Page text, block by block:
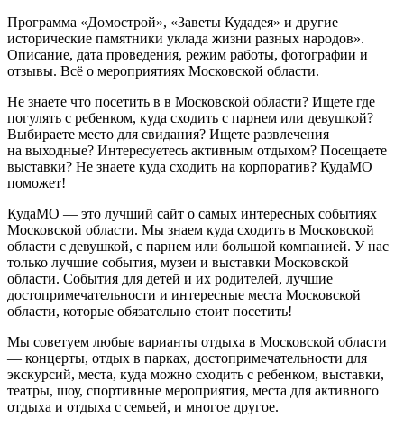
Программа «Домострой», «Заветы Кудадея» и другие
исторические памятники уклада жизни разных народов».
Описание, дата проведения, режим работы, фотографии и
отзывы. Всё о мероприятиях Московской области.
Не знаете что посетить в в Московской области? Ищете где
погулять с ребенком, куда сходить с парнем или девушкой?
Выбираете место для свидания? Ищете развлечения
на выходные? Интересуетесь активным отдыхом? Посещаете
выставки? Не знаете куда сходить на корпоратив? КудаМО
поможет!
КудаМО — это лучший сайт о самых интересных событиях
Московской области. Мы знаем куда сходить в Московской
области с девушкой, с парнем или большой компанией. У нас
только лучшие события, музеи и выставки Московской
области. События для детей и их родителей, лучшие
достопримечательности и интересные места Московской
области, которые обязательно стоит посетить!
Мы советуем любые варианты отдыха в Московской области
— концерты, отдых в парках, достопримечательности для
экскурсий, места, куда можно сходить с ребенком, выставки,
театры, шоу, спортивные мероприятия, места для активного
отдыха и отдыха с семьей, и многое другое.